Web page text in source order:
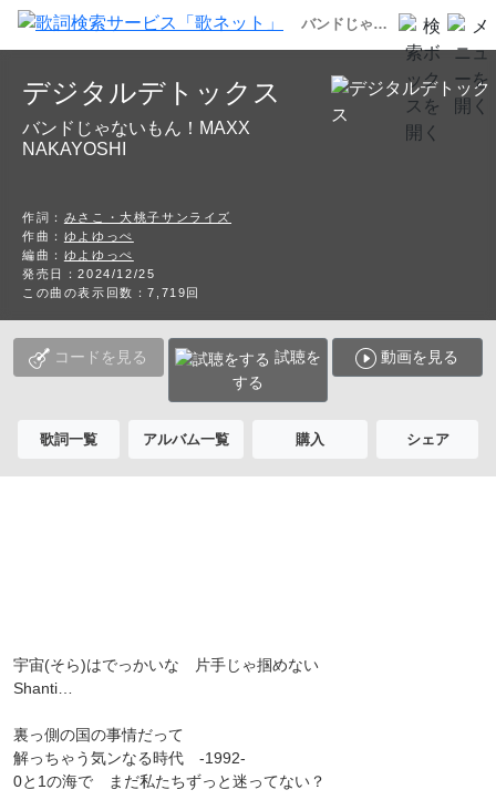
バンドじゃないもん！MAXX NAKAYOSHI デジタルデトックス 歌詞
デジタルデトックス
バンドじゃないもん！MAXX
NAKAYOSHI
作詞： みさこ・大桃子サンライズ
作曲： ゆよゆっぺ
編曲： ゆよゆっぺ
発売日：2024/12/25
この曲の表示回数：7,719回
コードを見る
試聴を
する
動画を見る
歌詞一覧 アルバム一覧 購入 シェア
宇宙(そら)はでっかいな 片手じゃ掴めない
Shanti…
裏っ側の国の事情だって
解っちゃう気ンなる時代 -1992-
0と1の海で まだ私たちずっと迷ってない？